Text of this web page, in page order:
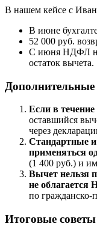
В нашем кейсе с
В июне
52 000 руб.
С июня НДФЛ не
остаток вычета.
Если в течение
оставшийся
через
Стандартные
применяться
(1 400 руб.) и
Вычет нельзя
не
по гражданско-
Итоговые